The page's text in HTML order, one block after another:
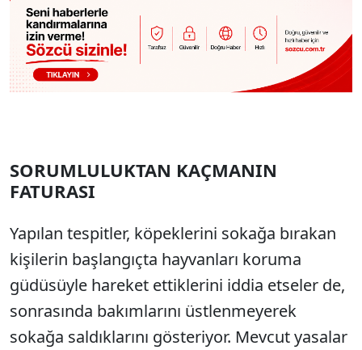
SORUMLULUKTAN KAÇMANIN
FATURASI
Yapılan tespitler, köpeklerini sokağa bırakan
kişilerin başlangıçta hayvanları koruma
güdüsüyle hareket ettiklerini iddia etseler de,
sonrasında bakımlarını üstlenmeyerek
sokağa saldıklarını gösteriyor. Mevcut yasalar